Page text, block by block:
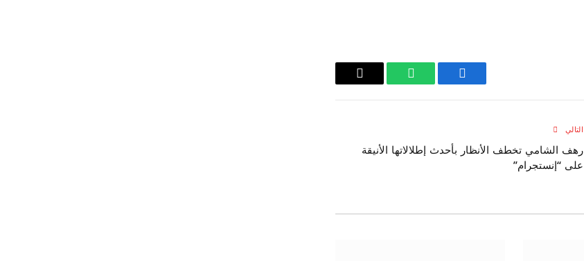
فيسبوك واتساب
Copy
التالي
رهف الشامي تخطف الأنظار بأحدث إطلالاتها الأنيقة
على “إنستجرام”